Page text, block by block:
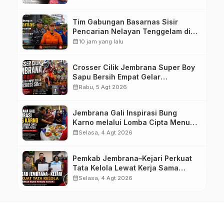
Tim Gabungan Basarnas Sisir
Pencarian Nelayan Tenggelam di
Perairan Pantai Pengambengan
calendar_month10 jam yang lalu
Crosser Cilik Jembrana Super Boy
Sapu Bersih Empat Gelar
Motocross 50cc
calendar_monthRabu, 5 Agt 2026
Jembrana Gali Inspirasi Bung
Karno melalui Lomba Cipta Menu
Mustika Rasa
calendar_monthSelasa, 4 Agt 2026
Pemkab Jembrana–Kejari Perkuat
Tata Kelola Lewat Kerja Sama
Hukum Datun
calendar_monthSelasa, 4 Agt 2026